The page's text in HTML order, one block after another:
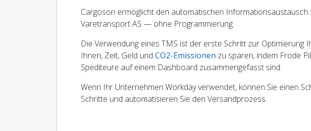
Cargoson ermöglicht den automatischen Informationsaustausch
Varetransport AS — ohne Programmierung.
Die Verwendung eines TMS ist der erste Schritt zur
Ihnen, Zeit, Geld und CO2-Emissionen zu sparen, indem Frode
Spediteure auf einem Dashboard zusammengefasst sind.
Wenn Ihr Unternehmen Workday verwendet, können Sie einen
Schritte und automatisieren Sie den Versandprozess.